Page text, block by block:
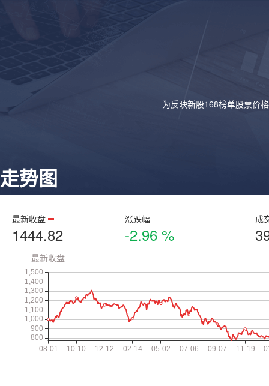
为反映新股168榜单股票价
走势图
最新收盘
1444.82
涨跌幅
-2.96 %
成